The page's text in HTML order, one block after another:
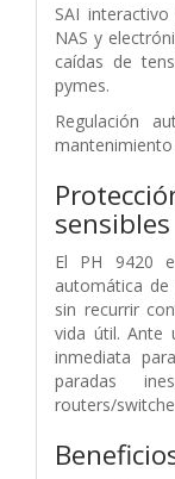
SAI
NAS y
caídas de
pymes.
Regulación
mantenimiento
sensibles
El PH 9420
automática
sin recurrir
vida útil. Ante
inmediata
paradas
routers/